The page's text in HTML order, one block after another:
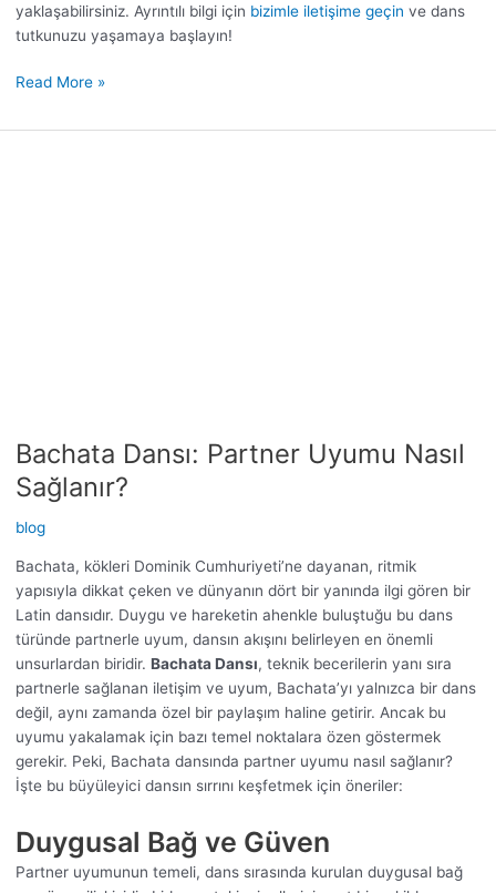
yaklaşabilirsiniz. Ayrıntılı bilgi için bizimle iletişime geçin ve dans
tutkunuzu yaşamaya başlayın!
Read More »
Bachata Dansı: Partner Uyumu Nasıl
Sağlanır?
blog
Bachata, kökleri Dominik Cumhuriyeti’ne dayanan, ritmik
yapısıyla dikkat çeken ve dünyanın dört bir yanında ilgi gören bir
Latin dansıdır. Duygu ve hareketin ahenkle buluştuğu bu dans
türünde partnerle uyum, dansın akışını belirleyen en önemli
unsurlardan biridir. Bachata Dansı, teknik becerilerin yanı sıra
partnerle sağlanan iletişim ve uyum, Bachata’yı yalnızca bir dans
değil, aynı zamanda özel bir paylaşım haline getirir. Ancak bu
uyumu yakalamak için bazı temel noktalara özen göstermek
gerekir. Peki, Bachata dansında partner uyumu nasıl sağlanır?
İşte bu büyüleyici dansın sırrını keşfetmek için öneriler:
Duygusal Bağ ve Güven
Partner uyumunun temeli, dans sırasında kurulan duygusal bağ